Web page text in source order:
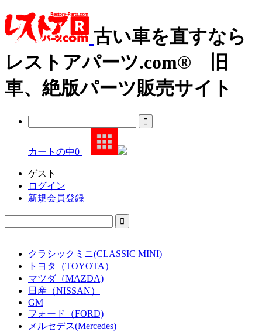
古い車を直すなら
レストアパーツ.com® 旧
車、絶版パーツ販売サイト
カートの中0
ゲスト
ログイン
新規会員登録
クラシックミニ(CLASSIC MINI)
トヨタ（TOYOTA）
マツダ（MAZDA)
日産（NISSAN）
GM
フォード（FORD)
メルセデス(Mercedes)